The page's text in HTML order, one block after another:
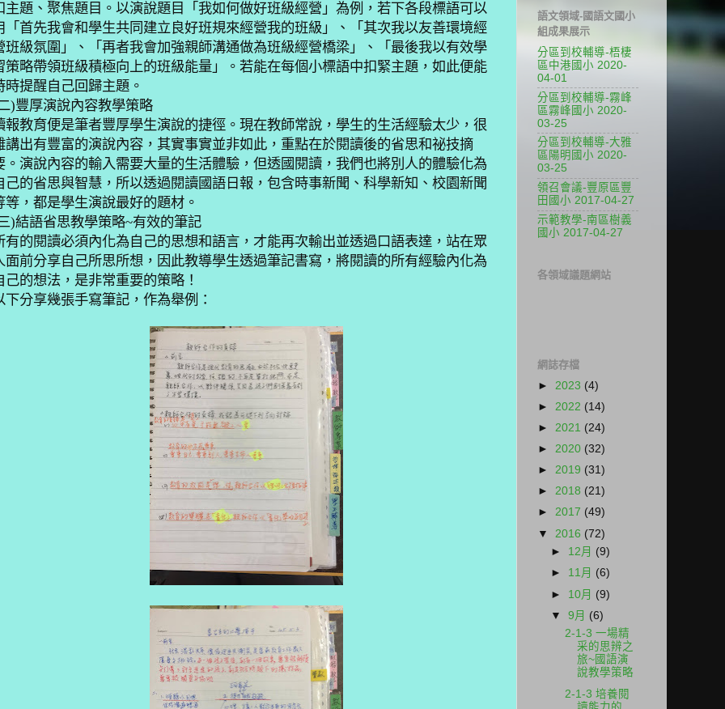
主題、聚焦題目。以演說題目「我如何做好班級經營」為例，若下各段標語可以
「首先我會和學生共同建立良好班規來經營我的班級」、「其次我以友善環境經
班級氛圍」、「再者我會加強親師溝通做為班級經營橋梁」、「最後我以有效學
策略帶領班級積極向上的班級能量」。若能在每個小標語中扣緊主題，如此便能
時提醒自己回歸主題。
)豐厚演說內容教學策略
報教育便是筆者豐厚學生演說的捷徑。現在教師常說，學生的生活經驗太少，很
講出有豐富的演說內容，其實事實並非如此，重點在於閱讀後的省思和祕技摘
。演說內容的輸入需要大量的生活體驗，但透國閱讀，我們也將別人的體驗化為
己的省思與智慧，所以透過閱讀國語日報，包含時事新聞、科學新知、校園新聞
等，都是學生演說最好的題材。
)結語省思教學策略~有效的筆記
有的閱讀必須內化為自己的思想和語言，才能再次輸出並透過口語表達，站在眾
面前分享自己所思所想，因此教導學生透過筆記書寫，將閱讀的所有經驗內化為
己的想法，是非常重要的策略！
下分享幾張手寫筆記，作為舉例：
語文領域-國語文國小
組成果展示
分區到校輔導-梧棲
區中港國小 2020-
04-01
分區到校輔導-霧峰
區霧峰國小 2020-
03-25
分區到校輔導-大雅
區陽明國小 2020-
03-25
領召會議-豐原區豐
田國小 2017-04-27
示範教學-南區樹義
國小 2017-04-27
各領域議題網站
網誌存檔
► 2023 (4)
► 2022 (14)
► 2021 (24)
► 2020 (32)
► 2019 (31)
► 2018 (21)
► 2017 (49)
▼ 2016 (72)
► 12月 (9)
► 11月 (6)
► 10月 (9)
▼9月 (6)
2-1-3 一場精
采的思辨之
旅~國語演
說教學策略
2-1-3 培養閱
讀能力的